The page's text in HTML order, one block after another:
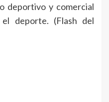
deportivo y comercial
deporte. (Flash del